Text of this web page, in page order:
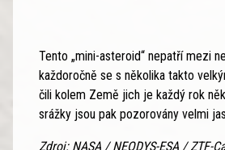
Tento „mini-asteroid“ nepatří mezi
každoročně se s několika takto
čili kolem Země jich je každý rok
srážky jsou pak pozorovány velmi
Zdroj: NASA / NEODYS-ESA / ZTF-